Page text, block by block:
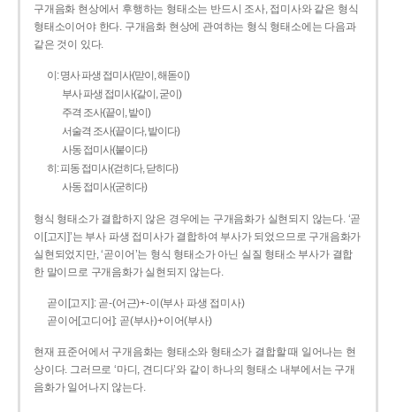
구개음화 현상에서 후행하는 형태소는 반드시 조사, 접미사와 같은 형식
형태소이어야 한다. 구개음화 현상에 관여하는 형식 형태소에는 다음과
같은 것이 있다.
이: 명사 파생 접미사(맏이, 해돋이)
부사 파생 접미사(같이, 굳이)
주격 조사(끝이, 밭이)
서술격 조사(끝이다, 밭이다)
사동 접미사(붙이다)
히: 피동 접미사(걷히다, 닫히다)
사동 접미사(굳히다)
형식 형태소가 결합하지 않은 경우에는 구개음화가 실현되지 않는다. ‘곧
이[고지]’는 부사 파생 접미사가 결합하여 부사가 되었으므로 구개음화가
실현되었지만, ‘곧이어’는 형식 형태소가 아닌 실질 형태소 부사가 결합
한 말이므로 구개음화가 실현되지 않는다.
곧이[고지]: 곧-­(어근)+­-이(부사 파생 접미사)
곧이어[고디어]: 곧(부사)+이어(부사)
현재 표준어에서 구개음화는 형태소와 형태소가 결합할 때 일어나는 현
상이다. 그러므로 ‘마디, 견디다’와 같이 하나의 형태소 내부에서는 구개
음화가 일어나지 않는다.